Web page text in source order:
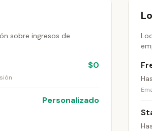
sobre ingresos de
$0
Personalizado